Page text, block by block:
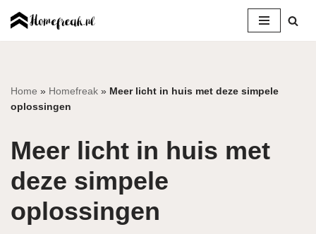
inhoud
Home » Homefreak » Meer licht in huis met deze simpele
oplossingen
Meer licht in huis met
deze simpele
oplossingen